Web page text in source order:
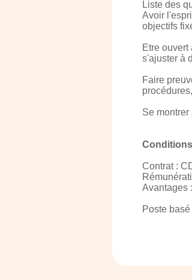
Liste des
Avoir
objectifs
Etre
s'ajuster à
Faire
Se
Contrat :
Avantages
Poste